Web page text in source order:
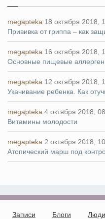
megapteka 18 октября 2018,
Прививка от гриппа – как
megapteka 16 октября 2018,
Основные пищевые
megapteka 12 октября 2018,
Укачивание ребенка. Как
megapteka 4 октября 2018,
Витамины молодости
megapteka 2 октября 2018,
Атопический марш под
Записи Блоги Люди